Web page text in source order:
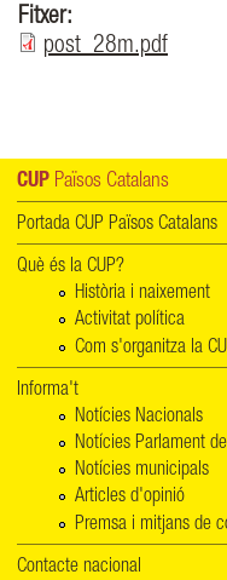
Fitxer:
post_28m.pdf
CUP Països Catalans
Portada CUP Països Catalans
Què és la CUP?
Història i naixement
Activitat política
Com s'organitza la
Informa't
Notícies Nacionals
Notícies Parlament
Notícies municipals
Articles d'opinió
Premsa i mitjans de
Contacte nacional